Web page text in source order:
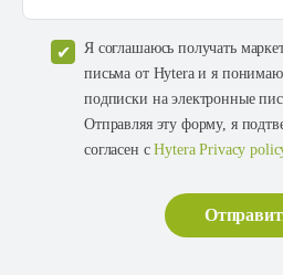
Я соглашаюсь получать
письма от Hytera и я
подписки на электронные
Отправляя эту форму, я
согласен сHytera Privacy